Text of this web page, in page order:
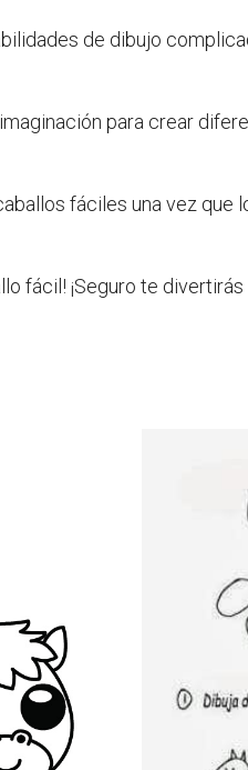
de dibujo
para crear
fáciles una vez que
fácil! ¡Seguro te